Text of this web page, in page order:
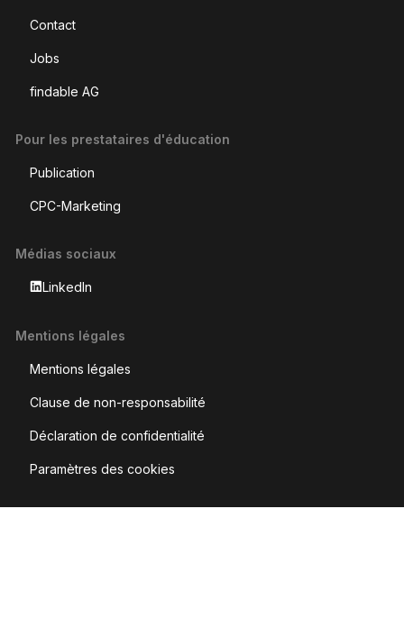
Contact
Jobs
findable AG
Pour les prestataires d'éducation
Publication
CPC-Marketing
Médias sociaux
LinkedIn
Mentions légales
Mentions légales
Clause de non-responsabilité
Déclaration de confidentialité
Paramètres des cookies